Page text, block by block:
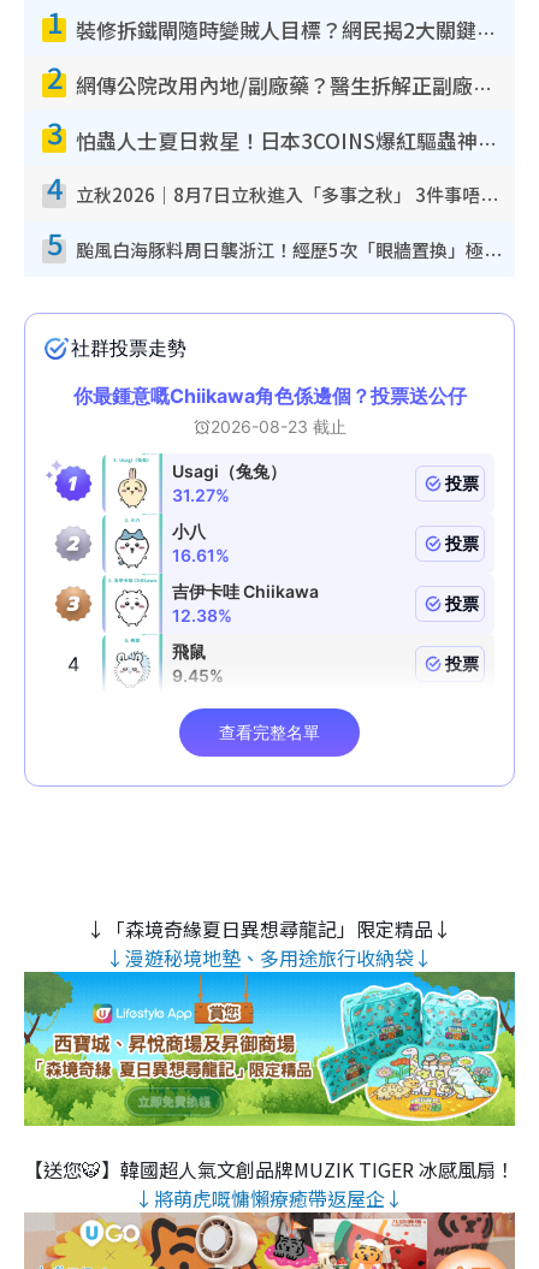
1 裝修拆鐵閘隨時變賊人目標？網民揭2大關鍵用途：裝新式等於白裝？附新舊鐵閘分別
2 網傳公院改用內地/副廠藥？醫生拆解正副廠分別 揭4類人換藥隨時出事
3 怕蟲人士夏日救星！日本3COINS爆紅驅蟲神器$45起 1招「全程免觸碰」輕鬆搞定小強
4 立秋2026｜8月7日立秋進入「多事之秋」 3件事唔做得！專家教6招開運 清枱頭／銀包納氣接好運
5 颱風白海豚料周日襲浙江！經歷5次「眼牆置換」極罕見 成登陸內地最長途颱風
↓「森境奇緣夏日異想尋龍記」限定精品↓
↓漫遊秘境地墊、多用途旅行收納袋↓
【送您🐯】韓國超人氣文創品牌MUZIK TIGER 冰感風扇！
↓將萌虎嘅慵懶療癒帶返屋企↓